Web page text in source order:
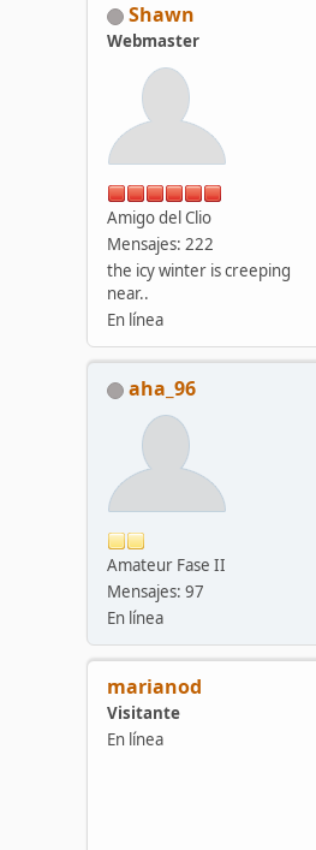
Shawn
Webmaster
Amigo del Clio
Mensajes: 222
the icy winter is creeping
near..
En línea
aha_96
Amateur Fase II
Mensajes: 97
En línea
marianod
Visitante
En línea